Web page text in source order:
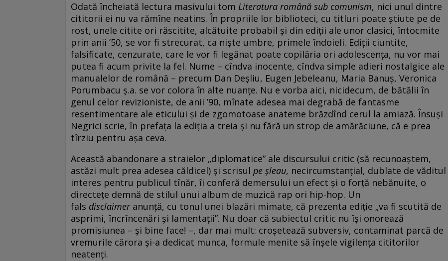
Odată încheiată lectura masivului tom Literatura română sub comunism, nici unul dintre
cititorii ei nu va rămîne neatins. În propriile lor biblioteci, cu titluri poate ştiute pe de
rost, unele citite ori răscitite, alcătuite probabil şi din ediţii ale unor clasici, întocmite
prin anii ’50, se vor fi strecurat, ca nişte umbre, primele îndoieli. Ediţii ciuntite,
falsificate, cenzurate, care le vor fi legănat poate copilăria ori adolescenţa, nu vor mai
putea fi acum privite la fel. Nume – cîndva inocente, cîndva simple adieri nostalgice ale
manualelor de română – precum Dan Deşliu, Eugen Jebeleanu, Maria Banuş, Veronica
Porumbacu ş.a. se vor colora în alte nuanţe. Nu e vorba aici, nicidecum, de bătălii în
genul celor revizioniste, de anii ’90, mînate adesea mai degrabă de fantasme
resentimentare ale eticului şi de zgomotoase anateme brăzdînd cerul la amiază. Însuşi
Negrici scrie, în prefaţa la ediţia a treia şi nu fără un strop de amărăciune, că e prea
tîrziu pentru aşa ceva.
Această abandonare a straielor „diplomatice” ale discursului critic (să recunoaştem,
astăzi mult prea adesea căldicel) şi scrisul pe şleau, necircumstanţial, dublate de văditul
interes pentru publicul tînăr, îi conferă demersului un efect şi o forţă nebănuite, o
directeţe demnă de stilul unui album de muzică rap ori hip-hop. Un
fals disclaimeranunţă, cu tonul unei blazări mimate, că prezenta ediţie „va fi scutită de
asprimi, încrîncenări şi lamentaţii”. Nu doar că subiectul critic nu îşi onorează
promisiunea – şi bine face! –, dar mai mult: croşetează subversiv, contaminat parcă de
vremurile cărora şi-a dedicat munca, formule menite să înşele vigilenţa cititorilor
neatenţi.